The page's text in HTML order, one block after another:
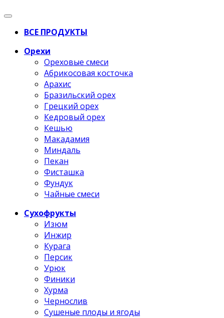
ВСЕ ПРОДУКТЫ
Орехи
Ореховые смеси
Абрикосовая косточка
Арахис
Бразильский орех
Грецкий орех
Кедровый орех
Кешью
Макадамия
Миндаль
Пекан
Фисташка
Фундук
Чайные смеси
Сухофрукты
Изюм
Инжир
Курага
Персик
Урюк
Финики
Хурма
Чернослив
Сушеные плоды и ягоды